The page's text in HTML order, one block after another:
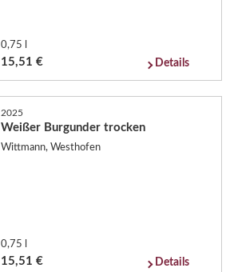
0,75 l
15,51 € Details
2025
Weißer Burgunder trocken
Wittmann, Westhofen
0,75 l
15,51 € Details